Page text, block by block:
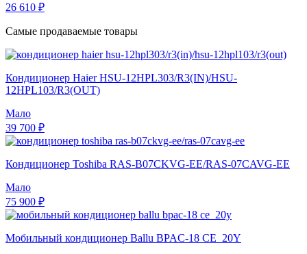
26 610 ₽
Самые продаваемые товары
Кондиционер Haier HSU-12HPL303/R3(IN)/HSU-
12HPL103/R3(OUT)
Мало
39 700 ₽
Кондиционер Toshiba RAS-B07CKVG-EE/RAS-07CAVG-EE
Мало
75 900 ₽
Мобильный кондиционер Ballu BPAC-18 CE_20Y